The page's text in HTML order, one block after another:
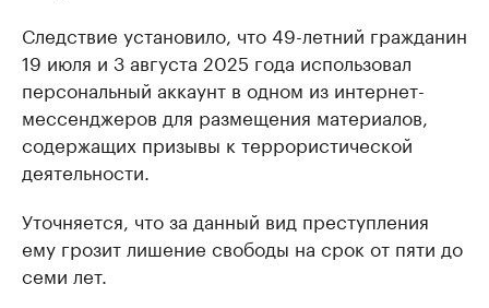
Следствие установило, что 49-летний гражданин
19 июля и 3 августа 2025 года использовал
персональный аккаунт в одном из интернет-
мессенджеров для размещения материалов,
содержащих призывы к террористической
деятельности.
Уточняется, что за данный вид преступления
ему грозит лишение свободы на срок от пяти до
семи лет.